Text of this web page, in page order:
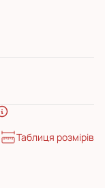
Таблиця розмірів